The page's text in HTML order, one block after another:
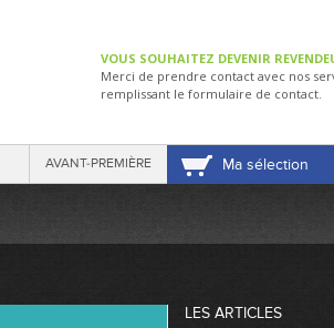
VOUS SOUHAITEZ DEVENIR
Merci de prendre contact avec nos
remplissant le formulaire de contact.
AVANT-PREMIÈRE Ma sélection
LES ARTICLES